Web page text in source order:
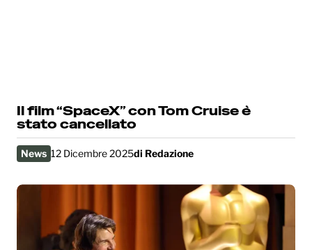
Il film “SpaceX” con Tom Cruise è
stato cancellato
News 12 Dicembre 2025di Redazione